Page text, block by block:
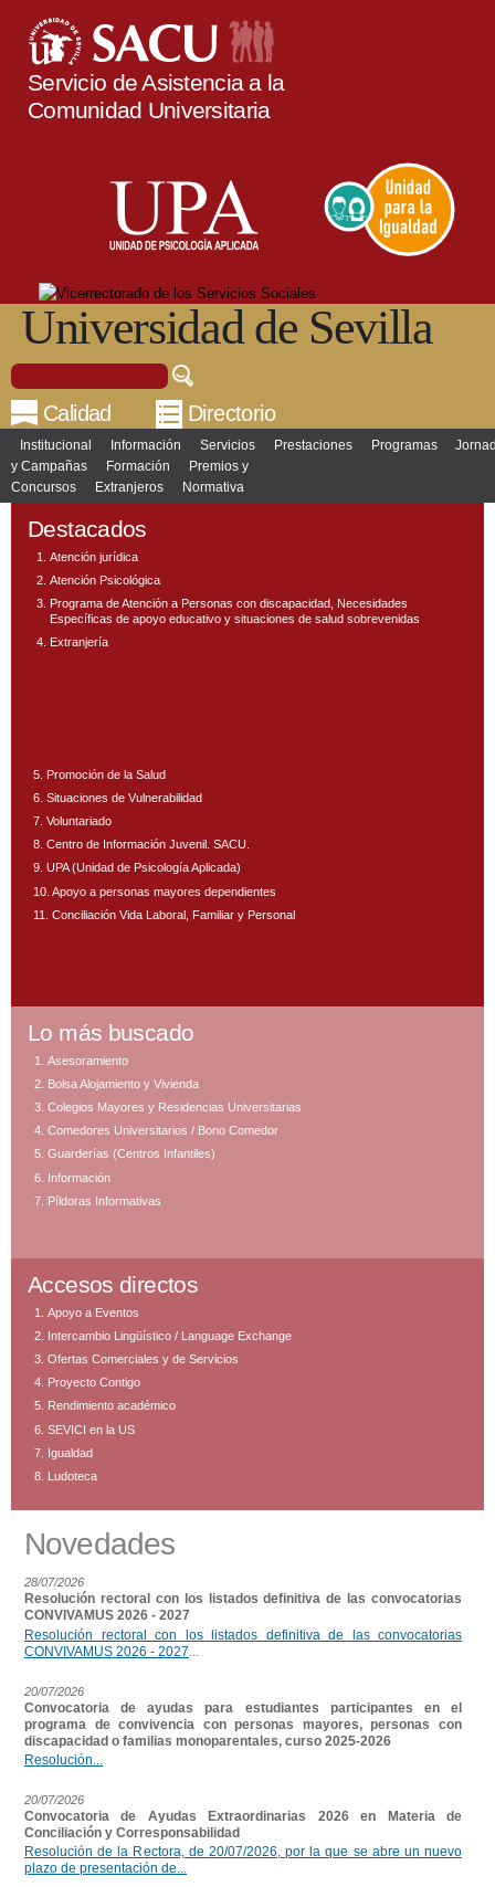
contenido
principal
Servicio de Asistencia a la
Comunidad Universitaria
Universidad de Sevilla
Formulario de búsqueda
Buscar
Calidad Directorio
Menú principal
Institucional Información Servicios Prestaciones Programas
y Campañas
Formación
Premios y
Concursos
Extranjeros Normativa
Destacados
Atención jurídica
Atención Psicológica
Programa de Atención a Personas con discapacidad, Necesidades
Específicas de apoyo educativo y situaciones de salud sobrevenidas
Extranjería
5. Promoción de la Salud
6. Situaciones de Vulnerabilidad
7. Voluntariado
8. Centro de Información Juvenil. SACU.
9. UPA (Unidad de Psicología Aplicada)
10. Apoyo a personas mayores dependientes
11. Conciliación Vida Laboral, Familiar y Personal
Lo más buscado
Asesoramiento
Bolsa Alojamiento y Vivienda
Colegios Mayores y Residencias Universitarias
Comedores Universitarios / Bono Comedor
Guarderías (Centros Infantiles)
Información
Píldoras Informativas
Accesos directos
Apoyo a Eventos
Intercambio Lingüístico / Language Exchange
Ofertas Comerciales y de Servicios
Proyecto Contigo
Rendimiento académico
SEVICI en la US
Igualdad
Ludoteca
Novedades
28/07/2026
Resolución rectoral con los listados definitiva de las convocatorias
CONVIVAMUS 2026 - 2027
Resolución rectoral con los listados definitiva de las convocatorias
CONVIVAMUS 2026 - 2027
20/07/2026
Convocatoria de ayudas para estudiantes participantes en el
programa de convivencia con personas mayores, personas con
discapacidad o familias monoparentales, curso 2025-2026
Resolución...
20/07/2026
Convocatoria de Ayudas Extraordinarias 2026 en Materia de
Conciliación y Corresponsabilidad
Resolución de la Rectora, de 20/07/2026, por la que se abre un nuevo
plazo de presentación de...